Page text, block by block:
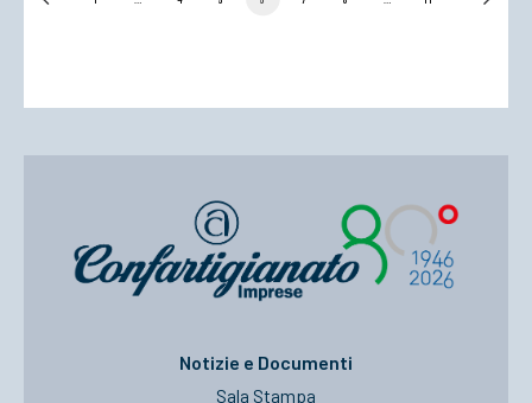
Notizie e Documenti
Sala Stampa